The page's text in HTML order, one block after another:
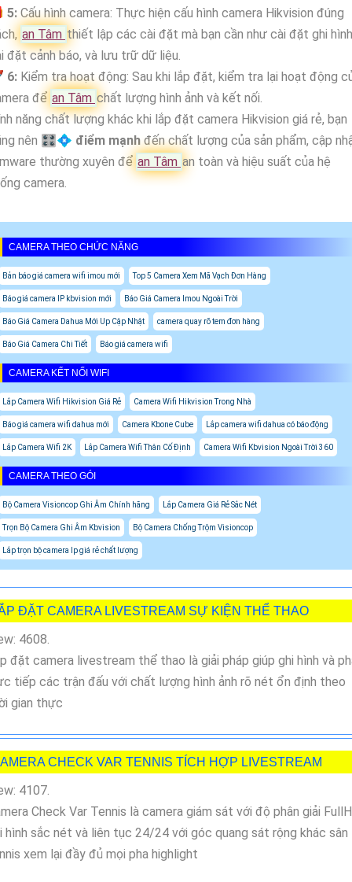
5: Cấu hình camera: Thực hiện cấu hình camera Hikvision đúng
an Tâm thiết lập các cài đặt mà bạn cần như cài đặt ghi
đặt cảnh báo, và lưu trữ dữ liệu.
6: Kiểm tra hoạt động: Sau khi lắp đặt, kiểm tra lại hoạt động
để an Tâm chất lượng hình ảnh và kết nối.
năng chất lượng khác khi lắp đặt camera Hikvision giá rẻ, bạn
nên 🎛💠 điểm mạnhđến chất lượng của sản phẩm, cập
thường xuyên để an Tâm an toàn và hiệu suất của hệ
camera.
CAMERA THEO CHỨC NĂNG
Bản báo giá camera wifi imou mới Top 5 Camera Xem Mã Vạch Đơn Hàng
Báo giá camera IP kbvision mới Báo Giá Camera Imou Ngoài Trời
Báo Giá Camera Dahua Mới Up Cập Nhật camera quay rõ tem đơn hàng
Báo Giá Camera Chi Tiết Báo giá camera wifi
CAMERA KẾT NỐI WIFI
Lắp Camera Wifi Hikvision Giá Rẻ Camera Wifi Hikvision Trong Nhà
Báo giá camera wifi dahua mới Camera Kbone Cube Lắp camera wifi dahua có báo động
Lắp Camera Wifi 2K Lắp Camera Wifi Thân Cố Định Camera Wifi Kbvision Ngoài Trời 360
CAMERA THEO GÓI
Bộ Camera Visioncop Ghi Âm Chính hãng Lắp Camera Giá Rẻ Sắc Nét
Trọn Bộ Camera Ghi Âm Kbvision Bộ Camera Chống Trộm Visioncop
Lắp trọn bộ camera Ip giá rẻ chất lượng
ĐẶT CAMERA LIVESTREAM SỰ KIỆN THỂ THAO
4608.
đặt camera livestream thể thao là giải pháp giúp ghi hình và
tiếp các trận đấu với chất lượng hình ảnh rõ nét ổn định theo
gian thực
CHECK VAR TENNIS TÍCH HỢP LIVESTREAM
4107.
Check Var Tennis là camera giám sát với độ phân giải
hình sắc nét và liên tục 24/24 với góc quang sát rộng khác sân
xem lại đầy đủ mọi pha highlight